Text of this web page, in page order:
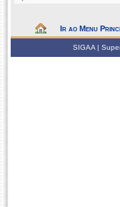
Ir ao Menu
SIGAA |